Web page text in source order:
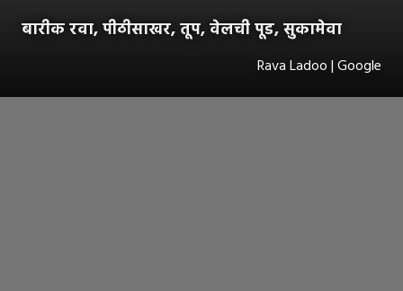
बारीक रवा, पीठीसाखर, तूप, वेलची पूड, सुकामेवा
Rava Ladoo | Google